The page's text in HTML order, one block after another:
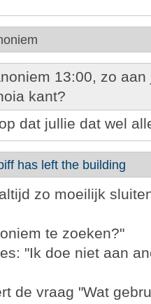
13:00, zo
kant?
dat jullie dat wel
has left the building
zo moeilijk
te zoeken?"
"Ik doe niet aan
de vraag "Wat